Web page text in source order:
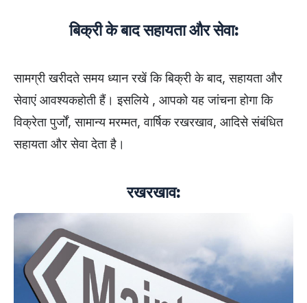
बिक्री के बाद सहायता और सेवा:
सामग्री खरीदते समय ध्यान रखें कि बिक्री के बाद, सहायता और
सेवाएं आवश्यकहोती हैं। इसलिये , आपको यह जांचना होगा कि
विक्रेता पुर्जों, सामान्य मरम्मत, वार्षिक रखरखाव, आदिसे संबंधित
सहायता और सेवा देता है।
रखरखाव: